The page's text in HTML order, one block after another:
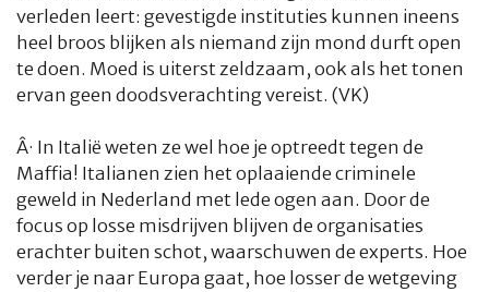
verleden leert: gevestigde instituties kunnen ineens
heel broos blijken als niemand zijn mond durft open
te doen. Moed is uiterst zeldzaam, ook als het tonen
ervan geen doodsverachting vereist. (VK)
Â· In Italië weten ze wel hoe je optreedt tegen de
Maffia! Italianen zien het oplaaiende criminele
geweld in Nederland met lede ogen aan. Door de
focus op losse misdrijven blijven de organisaties
erachter buiten schot, waarschuwen de experts. Hoe
verder je naar Europa gaat, hoe losser de wetgeving